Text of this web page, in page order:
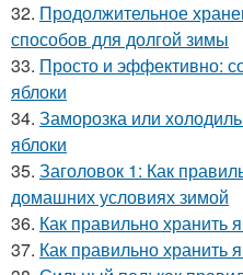
32. Продолжительное
способов для долгой зимы
33. Просто и эффективно:
яблоки
34. Заморозка или
яблоки
35. Заголовок 1: Как
домашних условиях зимой
36. Как правильно хранить
37. Как правильно хранить